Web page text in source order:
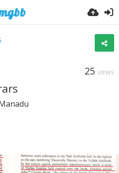
25 VIEWS